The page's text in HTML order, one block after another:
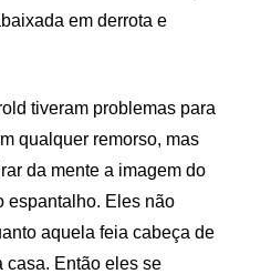
em derrota e
tiveram problemas para
qualquer remorso, mas
da mente a imagem do
espantalho. Eles não
aquela feia cabeça de
casa. Então eles se